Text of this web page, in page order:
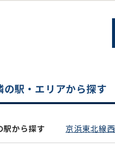
の駅・エリアから探す
駅から探す 京浜東北線